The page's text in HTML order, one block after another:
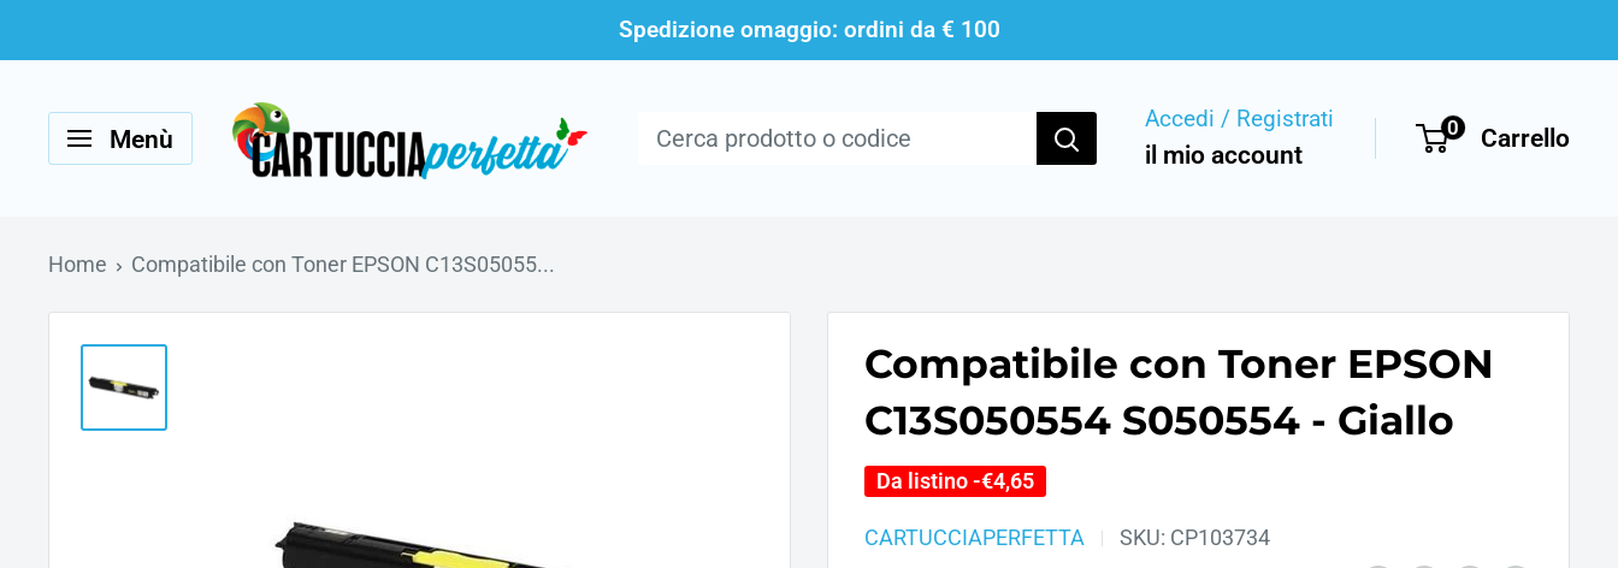
al
contenuto
Spedizione omaggio: ordini da € 100
Menù
Cartucciaperfetta Accedi / Registrati
il mio account
0 Carrello
Home Compatibile con Toner EPSON C13S05055...
Compatibile con Toner EPSON
C13S050554 S050554 - Giallo
Da listino -€4,65
CARTUCCIAPERFETTA SKU: CP103734